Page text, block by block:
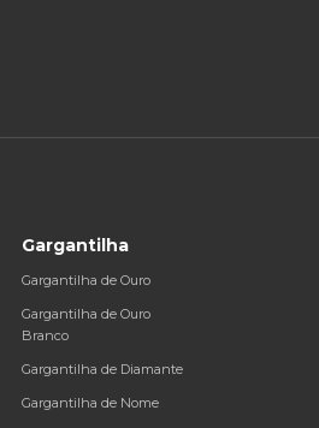
Gargantilha
Gargantilha de Ouro
Gargantilha de Ouro
Branco
Gargantilha de Diamante
Gargantilha de Nome